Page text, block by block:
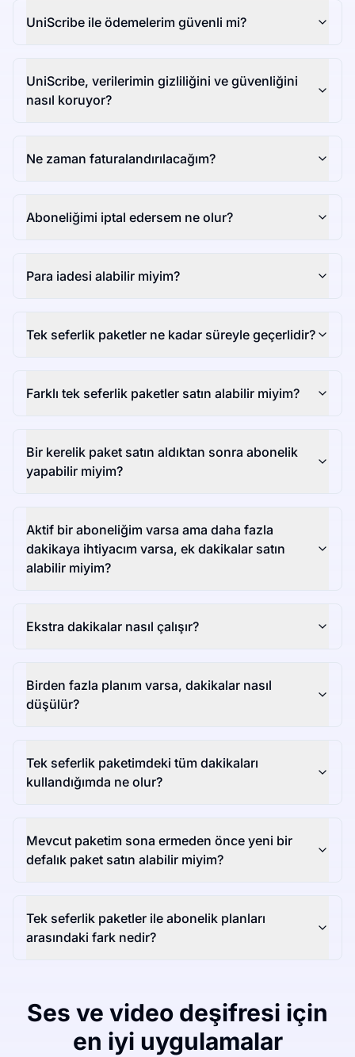
UniScribe ile ödemelerim güvenli mi?
UniScribe, verilerimin gizliliğini ve güvenliğini
nasıl koruyor?
Ne zaman faturalandırılacağım?
Aboneliğimi iptal edersem ne olur?
Para iadesi alabilir miyim?
Tek seferlik paketler ne kadar süreyle geçerlidir?
Farklı tek seferlik paketler satın alabilir miyim?
Bir kerelik paket satın aldıktan sonra abonelik
yapabilir miyim?
Aktif bir aboneliğim varsa ama daha fazla
dakikaya ihtiyacım varsa, ek dakikalar satın
alabilir miyim?
Ekstra dakikalar nasıl çalışır?
Birden fazla planım varsa, dakikalar nasıl
düşülür?
Tek seferlik paketimdeki tüm dakikaları
kullandığımda ne olur?
Mevcut paketim sona ermeden önce yeni bir
defalık paket satın alabilir miyim?
Tek seferlik paketler ile abonelik planları
arasındaki fark nedir?
Ses ve video deşifresi için
en iyi uygulamalar